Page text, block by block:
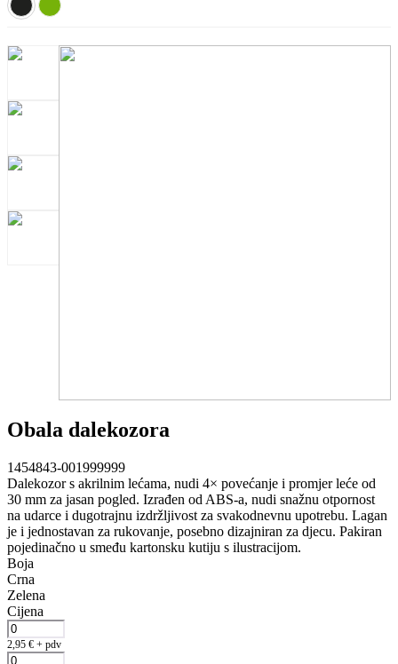
Obala dalekozora
1454843-001999999
Dalekozor s akrilnim lećama, nudi 4× povećanje i promjer leće od
30 mm za jasan pogled. Izrađen od ABS-a, nudi snažnu otpornost
na udarce i dugotrajnu izdržljivost za svakodnevnu upotrebu. Lagan
je i jednostavan za rukovanje, posebno dizajniran za djecu. Pakiran
pojedinačno u smeđu kartonsku kutiju s ilustracijom.
Boja
Crna
Zelena
Cijena
2,95 € + pdv